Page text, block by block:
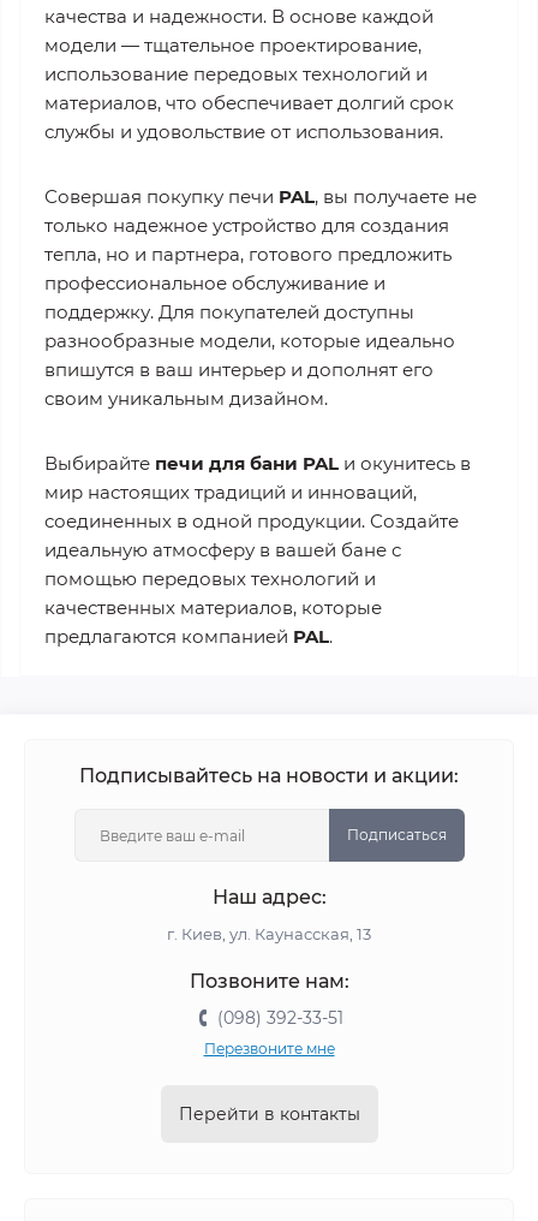
качества и надежности. В основе каждой
модели — тщательное проектирование,
использование передовых технологий и
материалов, что обеспечивает долгий срок
службы и удовольствие от использования.
Совершая покупку печи PAL, вы получаете не
только надежное устройство для создания
тепла, но и партнера, готового предложить
профессиональное обслуживание и
поддержку. Для покупателей доступны
разнообразные модели, которые идеально
впишутся в ваш интерьер и дополнят его
своим уникальным дизайном.
Выбирайте печи для бани PAL и окунитесь в
мир настоящих традиций и инноваций,
соединенных в одной продукции. Создайте
идеальную атмосферу в вашей бане с
помощью передовых технологий и
качественных материалов, которые
предлагаются компанией PAL.
Подписывайтесь на новости и акции:
Подписаться
Наш адрес:
г. Киев, ул. Каунасская, 13
Позвоните нам:
(098) 392-33-51
Перезвоните мне
Перейти в контакты